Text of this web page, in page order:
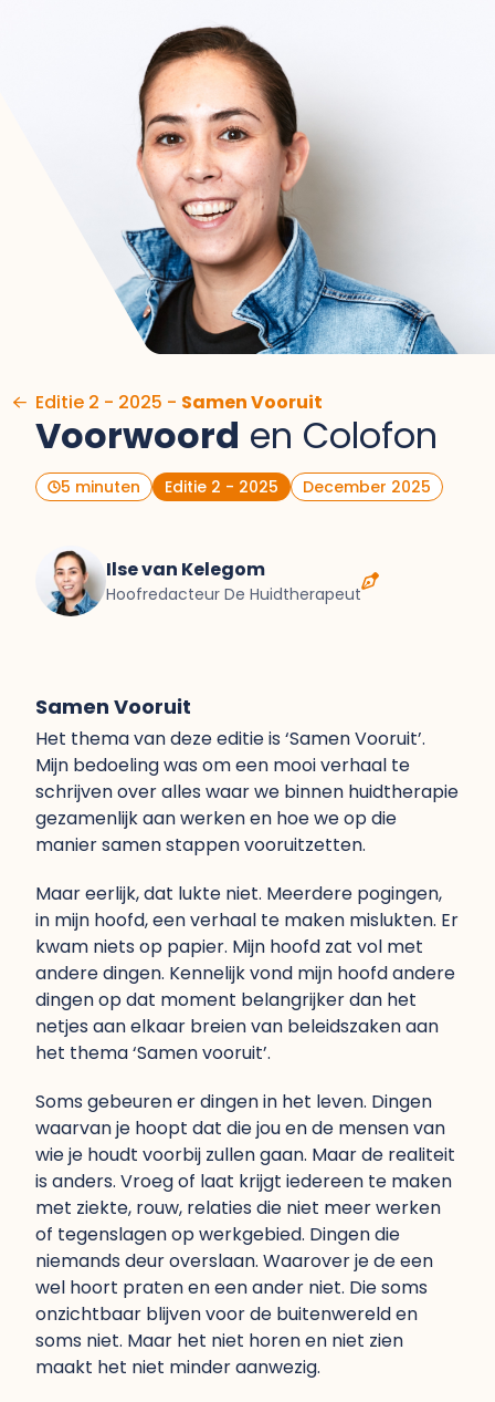
Editie 2 - 2025 - Samen Vooruit
Voorwoord en Colofon
5 minuten Editie 2 - 2025 December 2025
Ilse van Kelegom
Hoofredacteur De Huidtherapeut
Samen Vooruit
Het thema van deze editie is ‘Samen Vooruit’.
Mijn bedoeling was om een mooi verhaal te
schrijven over alles waar we binnen huidtherapie
gezamenlijk aan werken en hoe we op die
manier samen stappen vooruitzetten.
Maar eerlijk, dat lukte niet. Meerdere pogingen,
in mijn hoofd, een verhaal te maken mislukten. Er
kwam niets op papier. Mijn hoofd zat vol met
andere dingen. Kennelijk vond mijn hoofd andere
dingen op dat moment belangrijker dan het
netjes aan elkaar breien van beleidszaken aan
het thema ‘Samen vooruit’.
Soms gebeuren er dingen in het leven. Dingen
waarvan je hoopt dat die jou en de mensen van
wie je houdt voorbij zullen gaan. Maar de realiteit
is anders. Vroeg of laat krijgt iedereen te maken
met ziekte, rouw, relaties die niet meer werken
of tegenslagen op werkgebied. Dingen die
niemands deur overslaan. Waarover je de een
wel hoort praten en een ander niet. Die soms
onzichtbaar blijven voor de buitenwereld en
soms niet. Maar het niet horen en niet zien
maakt het niet minder aanwezig.